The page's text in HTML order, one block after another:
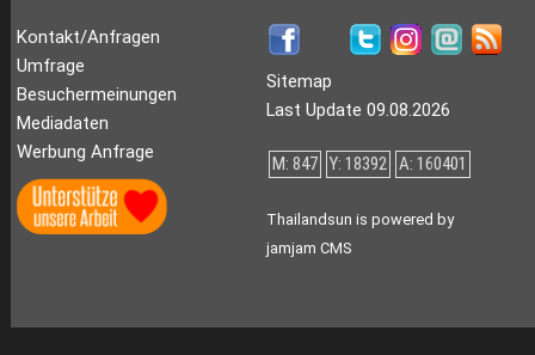
Kontakt/Anfragen
Umfrage
Besuchermeinungen
Mediadaten
Werbung Anfrage
Sitemap
Last Update 09.08.2026
M: 847 Y: 18392 A: 160401
Thailandsun is powered by
jamjam CMS